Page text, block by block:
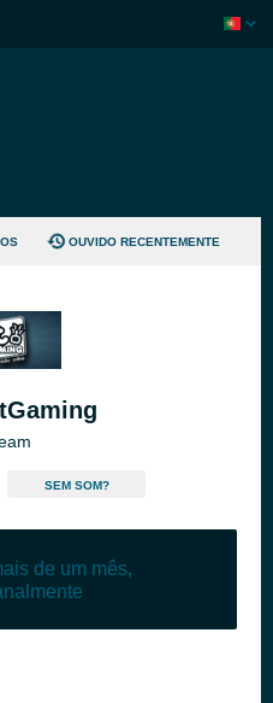
OUVIDO RECENTEMENTE
SEM SOM?
de um mês,